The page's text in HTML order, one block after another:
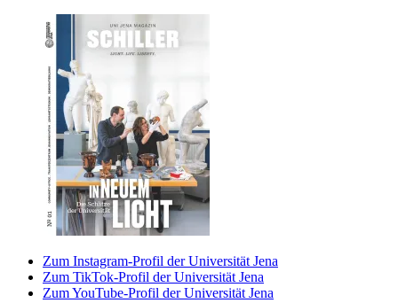
Zum Instagram-Profil der Universität Jena
Zum TikTok-Profil der Universität Jena
Zum YouTube-Profil der Universität Jena